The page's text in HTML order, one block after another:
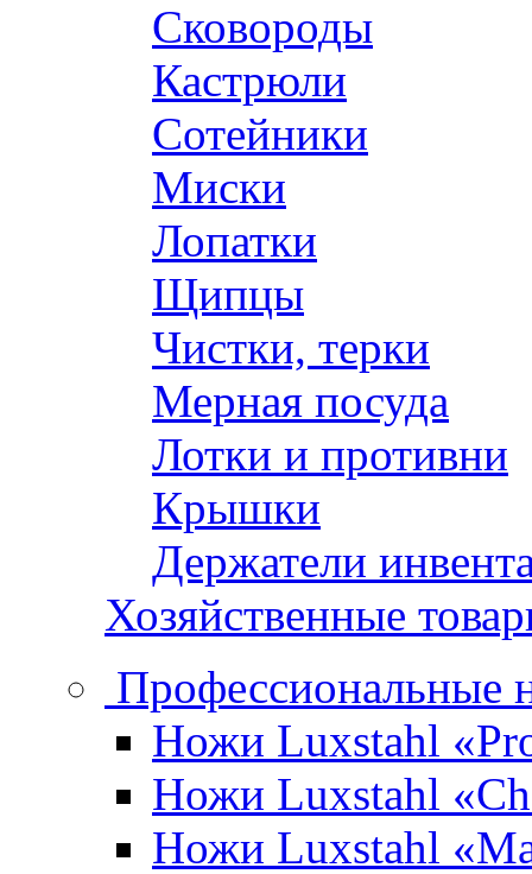
Сковороды
Кастрюли
Сотейники
Миски
Лопатки
Щипцы
Чистки, терки
Мерная посуда
Лотки и противни
Крышки
Держатели
Хозяйственные
Профессиональные
Ножи Luxstahl
Ножи Luxstahl
Ножи Luxstahl